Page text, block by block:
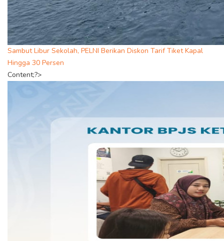
Sambut Libur Sekolah, PELNI Berikan Diskon Tarif Tiket Kapal
Hingga 30 Persen
Content;?>